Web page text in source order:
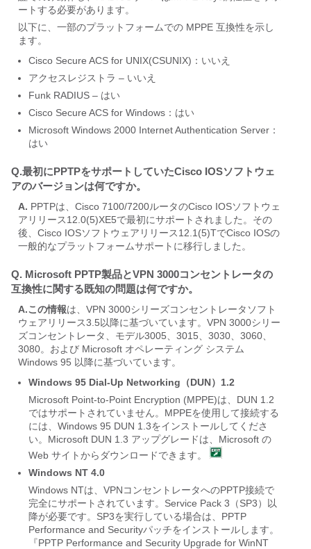
ートする必要があります。
以下に、一部のプラットフォームでの MPPE 互換性を示し
ます。
Cisco Secure ACS for UNIX(CSUNIX)：いいえ
アクセスレジストラ – いいえ
Funk RADIUS – はい
Cisco Secure ACS for Windows：はい
Microsoft Windows 2000 Internet Authentication Server：
はい
Q.最初にPPTPをサポートしていたCisco IOSソフトウェ
アのバージョンは何ですか。
A. PPTPは、Cisco 7100/7200ルータのCisco IOSソフトウェ
アリリース12.0(5)XE5で最初にサポートされました。その
後、Cisco IOSソフトウェアリリース12.1(5)TでCisco IOSの
一般的なプラットフォームサポートに移行しました。
Q. Microsoft PPTP製品とVPN 3000コンセントレータの
互換性に関する既知の問題は何ですか。
A.この情報は、VPN 3000シリーズコンセントレータソフト
ウェアリリース3.5以降に基づいています。VPN 3000シリー
ズコンセントレータ、モデル3005、3015、3030、3060、
3080。および Microsoft オペレーティング システム
Windows 95 以降に基づいています。
Windows 95 Dial-Up Networking（DUN）1.2
Microsoft Point-to-Point Encryption (MPPE)は、DUN 1.2
ではサポートされていません。MPPEを使用して接続する
には、Windows 95 DUN 1.3をインストールしてくださ
い。Microsoft DUN 1.3 アップグレードは、Microsoft の
Web サイトからダウンロードできます。
Windows NT 4.0
Windows NTは、VPNコンセントレータへのPPTP接続で
完全にサポートされています。Service Pack 3（SP3）以
降が必要です。SP3を実行している場合は、PPTP
Performance and Securityパッチをインストールします。
『PPTP Performance and Security Upgrade for WinNT